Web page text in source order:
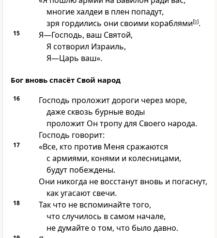
многие халдеи в плен попадут,
зря гордились они своими кораблями[b].
15
Я—Господь, ваш Святой,
Я сотворил Израиль,
Я—Царь ваш».
Бог вновь спасёт Свой народ
16
Господь проложит дороги через море,
даже сквозь бурные воды
проложит Он тропу для Своего народа.
Господь говорит:
17
«Все, кто против Меня сражаются
с армиями, конями и колесницами,
будут побеждены.
Они никогда не восстанут вновь и погаснут,
как угасают свечи.
18
Так что не вспоминайте того,
что случилось в самом начале,
не думайте о том, что было давно.